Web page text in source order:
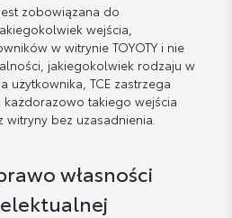
zobowiązana do
wejścia,
w witrynie TOYOTY i nie
jakiegokolwiek rodzaju w
użytkownika, TCE zastrzega
takiego wejścia
bez uzasadnienia.
własności